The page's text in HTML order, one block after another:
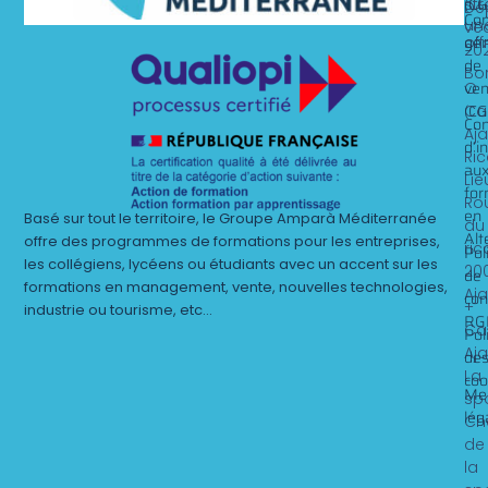
Basé sur tout le territoire, le Groupe Amparà Méditerranée
offre des programmes de formations pour les entreprises,
les collégiens, lycéens ou étudiants avec un accent sur les
formations en management, vente, nouvelles technologies,
industrie ou tourisme, etc…
O
du
+
La
de
la
de
en
de
des